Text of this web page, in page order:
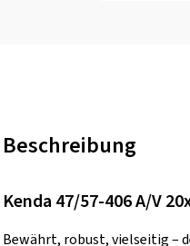
Beschreibung
Kenda 47/57-406 A/V
Bewährt, robust, vielseitig –